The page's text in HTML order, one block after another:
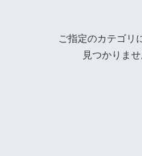
ご指定のカテゴリ
見つかりませ